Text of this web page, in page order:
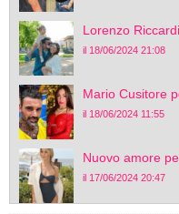
Lorenzo
il 18/06/2024 21:08
Mario Cusitore
il 18/06/2024 11:55
Nuovo amore
il 17/06/2024 20:47